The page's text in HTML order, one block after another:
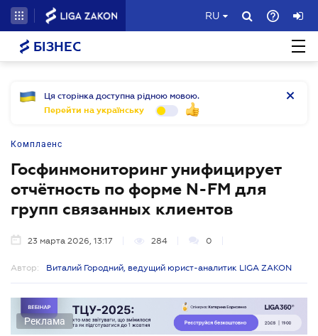
RU
БІЗНЕС
Ця сторінка доступна рідною мовою.
Перейти на українську
Комплаенс
Госфинмониторинг унифицирует
отчётность по форме N-FM для
групп связанных клиентов
23 марта 2026, 13:17 284 0
Автор: Виталий Городний, ведущий юрист-аналитик LIGA ZAKON
Реклама